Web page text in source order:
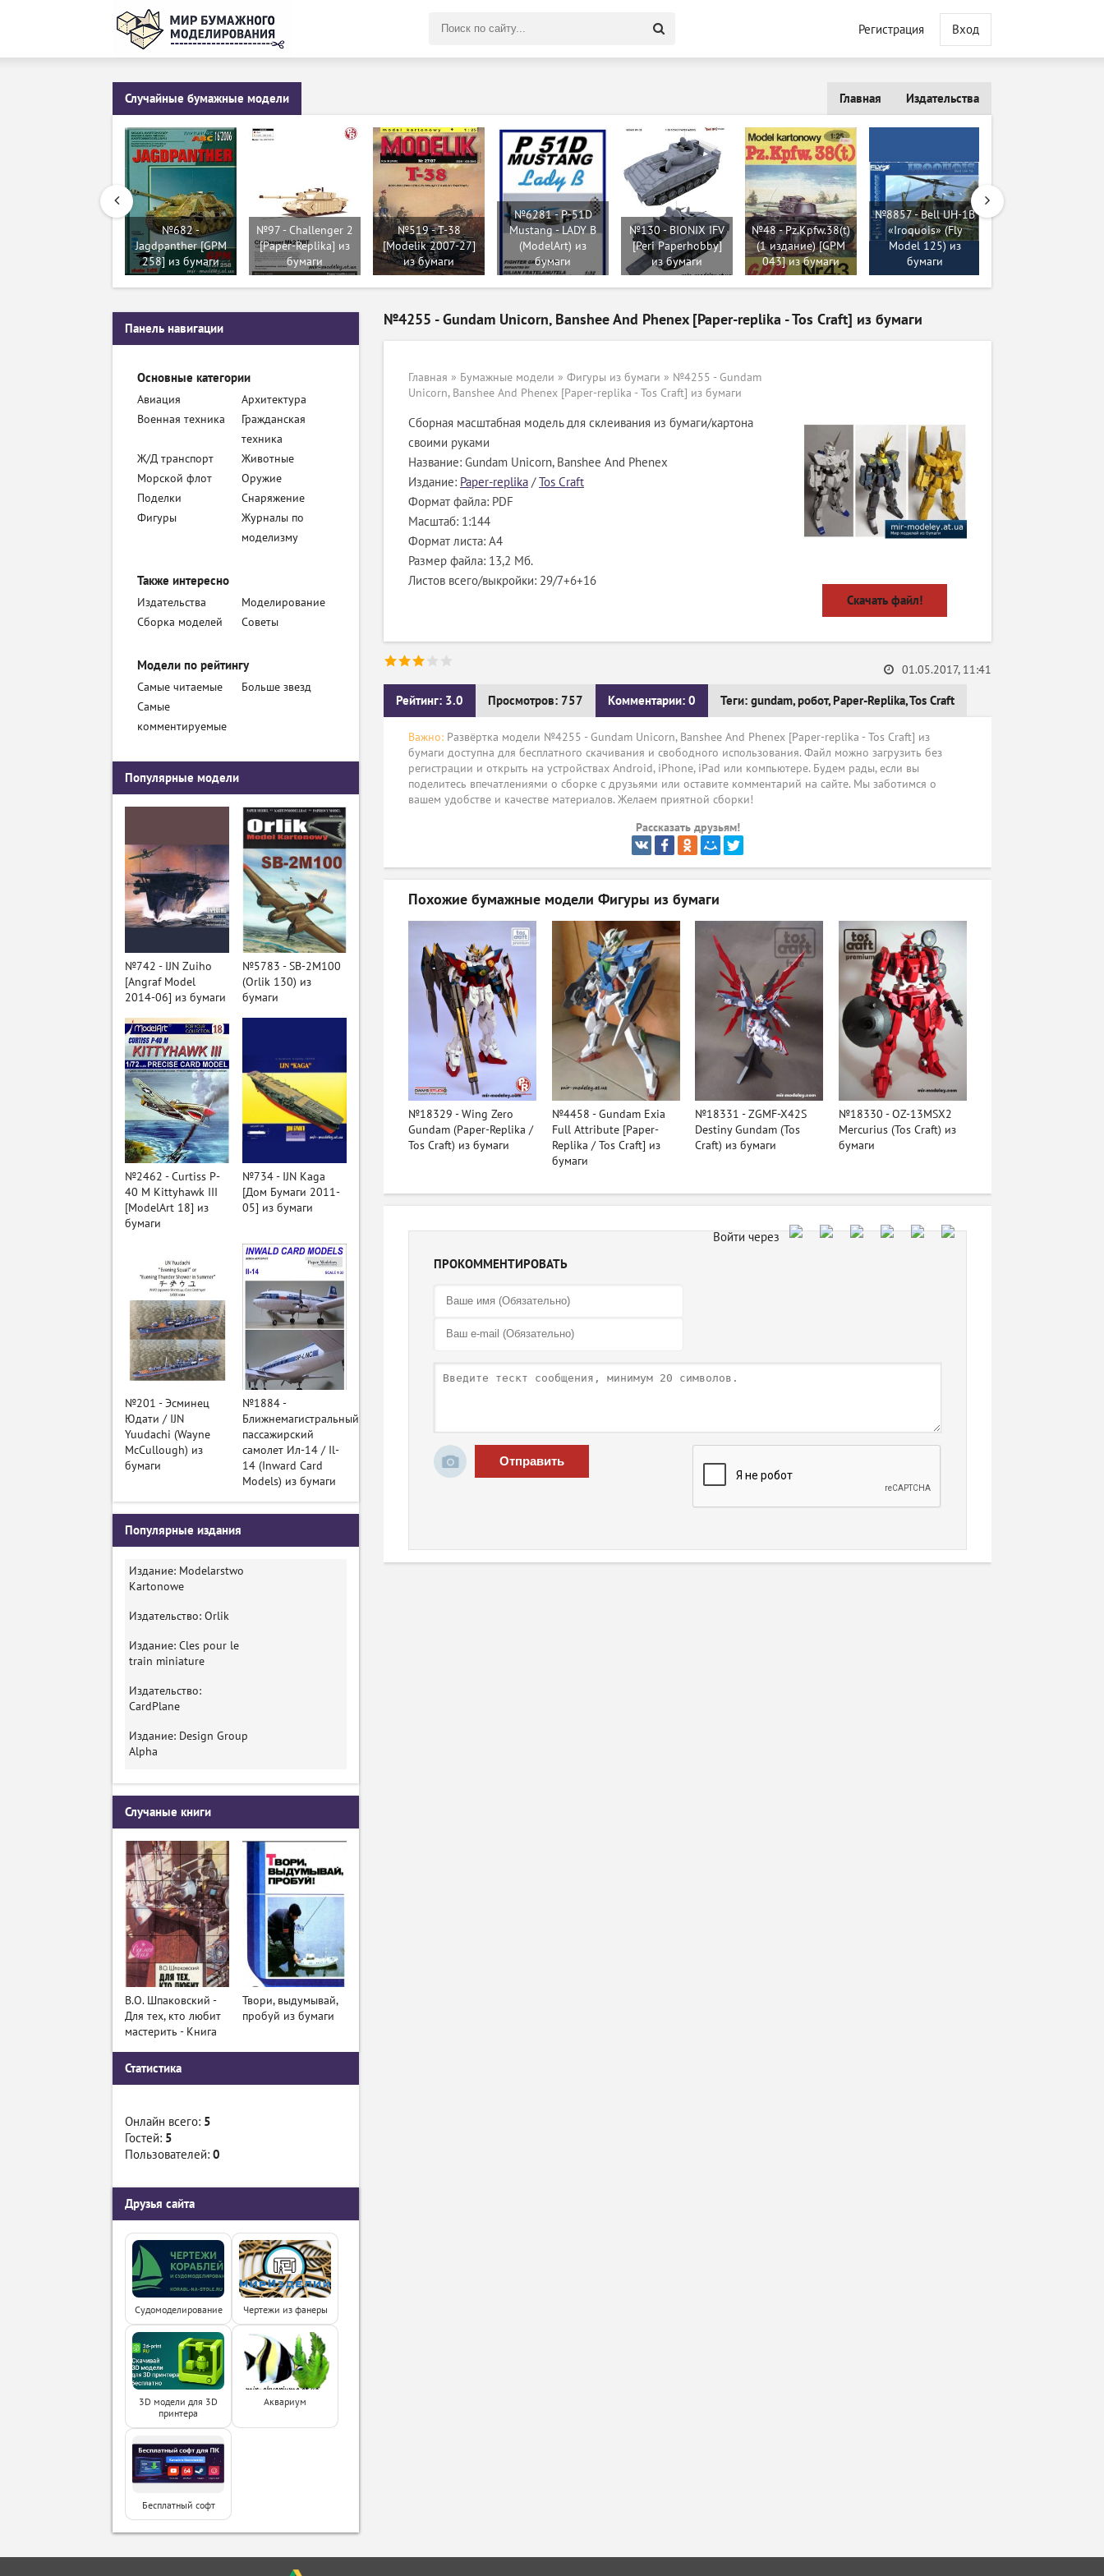
Регистрация Вход
Случайные бумажные модели Издательства
Главная
№682 -
Jagdpanther [GPM
258] из бумаги
№97 - Challenger 2
[Paper-Replika] из
бумаги
№519 - T-38
[Modelik 2007-27]
из бумаги
№6281 - P-51D
Mustang - LADY B
(ModelArt) из
бумаги
№130 - BIONIX IFV
[Peri Paperhobby]
из бумаги
№48 - Pz.Kpfw.38(t)
(1 издание) [GPM
043] из бумаги
№8857 - Bell UH-1B
«Iroquois» (Fly
Model 125) из
бумаги
№4255 - Gundam Unicorn, Banshee And Phenex [Paper-replika - Tos Craft] из бумаги
Главная » Бумажные модели » Фигуры из бумаги » №4255 - Gundam
Unicorn, Banshee And Phenex [Paper-replika - Tos Craft] из бумаги
Сборная масштабная модель для склеивания из бумаги/картона
своими руками
Название: Gundam Unicorn, Banshee And Phenex
Издание: Paper-replika /Tos Craft
Формат файла: PDF
Масштаб: 1:144
Формат листа: А4
Размер файла: 13,2 Мб.
Листов всего/выкройки: 29/7+6+16
Скачать файл!
Рейтинг: 3.0 Просмотров: 757 Комментарии: 0 Теги: gundam,робот, Paper-Replika,Tos Craft
01.05.2017, 11:41
Важно: Развёртка модели №4255 - Gundam Unicorn, Banshee And Phenex [Paper-replika - Tos Craft] из
бумаги доступна для бесплатного скачивания и свободного использования. Файл можно загрузить без
регистрации и открыть на устройствах Android, iPhone, iPad или компьютере. Будем рады, если вы
поделитесь впечатлениями о сборке с друзьями или оставите комментарий на сайте. Мы заботимся о
вашем удобстве и качестве материалов. Желаем приятной сборки!
Рассказать друзьям!
Похожие бумажные модели Фигуры из бумаги
№18329 - Wing Zero
Gundam (Paper-Replika /
Tos Craft) из бумаги
№4458 - Gundam Exia
Full Attribute [Paper-
Replika / Tos Craft] из
бумаги
№18331 - ZGMF-X42S
Destiny Gundam (Tos
Craft) из бумаги
№18330 - OZ-13MSX2
Mercurius (Tos Craft) из
бумаги
ПРОКОММЕНТИРОВАТЬ
Отправить
Панель навигации
Основные категории
Авиация
Архитектура
Военная техника
Гражданская
техника
Ж/Д транспорт
Животные
Морской флот
Оружие
Поделки
Снаряжение
Фигуры
Журналы по
моделизму
Также интересно
Издательства
Моделирование
Сборка моделей
Советы
Модели по рейтингу
Самые читаемые
Больше звезд
Самые
комментируемые
Популярные модели
№742 - IJN Zuiho
[Angraf Model
2014-06] из бумаги
№5783 - SB-2M100
(Orlik 130) из
бумаги
№2462 - Curtiss P-
40 M Kittyhawk III
[ModelArt 18] из
бумаги
№734 - IJN Kaga
[Дом Бумаги 2011-
05] из бумаги
№201 - Эсминец
Юдати / IJN
Yuudachi (Wayne
McCullough) из
бумаги
№1884 -
Ближнемагистральный
пассажирский
самолет Ил-14 / Il-
14 (Inward Card
Models) из бумаги
Популярные издания
Издание: Modelarstwo
Kartonowe
Издательство: Orlik
Издание: Cles pour le
train miniature
Издательство:
CardPlane
Издание: Design Group
Alpha
Случаные книги
В.О. Шпаковский -
Для тех, кто любит
мастерить - Книга
Твори, выдумывай,
пробуй из бумаги
Статистика
Онлайн всего: 5
Гостей: 5
Пользователей: 0
Друзья сайта
Судомоделирование Чертежи из фанеры
3D модели для 3D
принтера
Аквариум
Бесплатный софт